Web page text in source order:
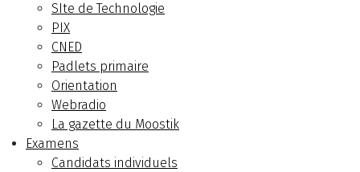
SIte de Technologie
PIX
CNED
Padlets primaire
Orientation
Webradio
La gazette du Moostik
Examens
Candidats individuels